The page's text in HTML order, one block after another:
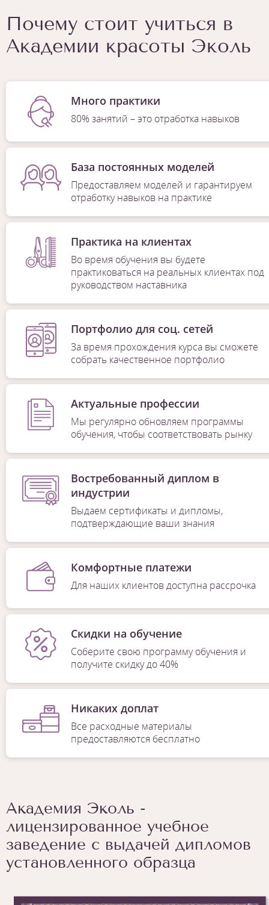
Почему стоит учиться в
Академии красоты Эколь
Много практики
80% занятий – это отработка навыков
База постоянных моделей
Предоставляем моделей и гарантируем
отработку навыков на практике
Практика на клиентах
Во время обучения вы будете
практиковаться на реальных клиентах под
руководством наставника
Портфолио для соц. сетей
За время прохождения курса вы сможете
собрать качественное портфолио
Актуальные профессии
Мы регулярно обновляем программы
обучения, чтобы соответствовать рынку
Востребованный диплом в
индустрии
Выдаем сертификаты и дипломы,
подтверждающие ваши знания
Комфортные платежи
Для наших клиентов доступна рассрочка
Скидки на обучение
Соберите свою программу обучения и
получите скидку до 40%
Никаких доплат
Все расходные материалы
предоставляются бесплатно
Академия Эколь -
лицензированное учебное
заведение с выдачей дипломов
установленного образца